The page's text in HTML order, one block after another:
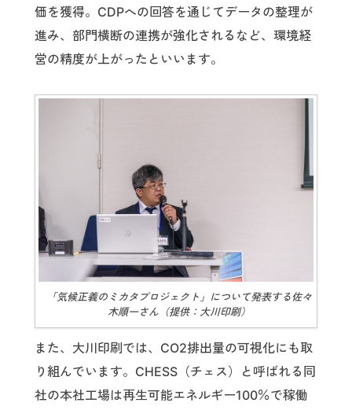
価を獲得。CDPへの回答を通じてデータの整理が
進み、部門横断の連携が強化されるなど、環境経
営の精度が上がったといいます。
「気候正義のミカタプロジェクト」について発表する佐々
木順一さん（提供：大川印刷）
また、大川印刷では、CO2排出量の可視化にも取
り組んでいます。CHESS（チェス）と呼ばれる同
社の本社工場は再生可能エネルギー100％で稼働